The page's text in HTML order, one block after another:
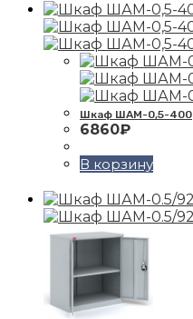
Шкаф ШАМ-0,5-400
6860₽
В корзину